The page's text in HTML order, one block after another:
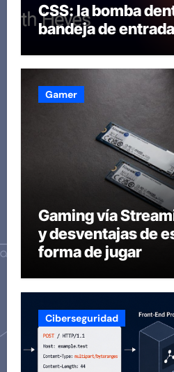
CSS: la bomba
bandeja de entrada
Gamer
Gaming vía
y desventajas de
forma de jugar
Ciberseguridad